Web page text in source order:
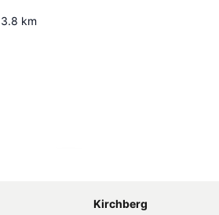
3.8 km
Kirchberg